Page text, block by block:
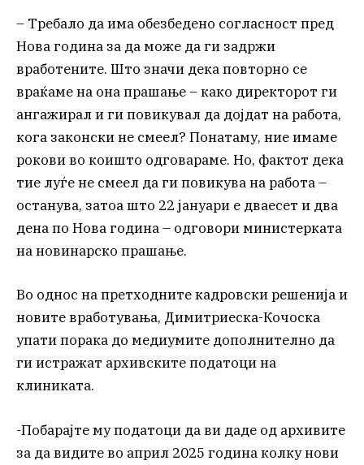
– Требало да има обезбедено согласност пред
Нова година за да може да ги задржи
вработените. Што значи дека повторно се
враќаме на она прашање – како директорот ги
ангажирал и ги повикувал да дојдат на работа,
кога законски не смеел? Понатаму, ние имаме
рокови во коишто одговараме. Но, фактот дека
тие луѓе не смеел да ги повикува на работа –
останува, затоа што 22 јануари е дваесет и два
дена по Нова година – одговори министерката
на новинарско прашање.
Во однос на претходните кадровски решенија и
новите вработувања, Димитриеска-Кочоска
упати порака до медиумите дополнително да
ги истражат архивските податоци на
клиниката.
-Побарајте му податоци да ви даде од архивите
за да видите во април 2025 година колку нови